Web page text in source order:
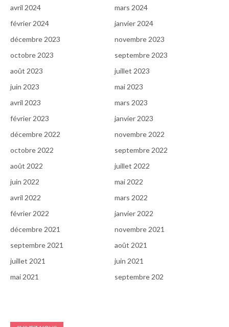
avril 2024
mars 2024
février 2024
janvier 2024
décembre 2023
novembre 2023
octobre 2023
septembre 2023
août 2023
juillet 2023
juin 2023
mai 2023
avril 2023
mars 2023
février 2023
janvier 2023
décembre 2022
novembre 2022
octobre 2022
septembre 2022
août 2022
juillet 2022
juin 2022
mai 2022
avril 2022
mars 2022
février 2022
janvier 2022
décembre 2021
novembre 2021
septembre 2021
août 2021
juillet 2021
juin 2021
mai 2021
septembre 202